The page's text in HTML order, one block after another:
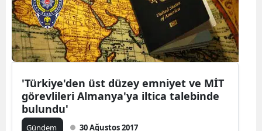
'Türkiye'den üst düzey emniyet ve MİT
görevlileri Almanya'ya iltica talebinde
bulundu'
Gündem 30 Ağustos 2017